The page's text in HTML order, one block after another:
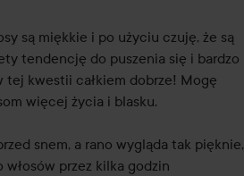
są miękkie i po użyciu czuję, że są
tendencję do puszenia się i bardzo
tej kwestii całkiem dobrze! Mogę
więcej życia i blasku.
snem, a rano wygląda tak pięknie,
włosów przez kilka godzin